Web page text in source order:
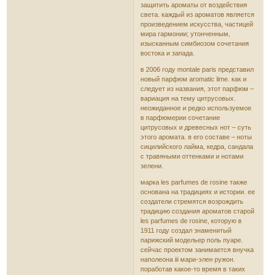
защитить ароматы от воздействия
света. каждый из ароматов является
произведением искусства, частицей
мира гармонии; утонченным,
изысканным симбиозом сочетания
востока и запада.
в 2006 году montale paris представил
новый парфюм aromatic lime. как и
следует из названия, этот парфюм –
вариация на тему цитрусовых.
неожиданное и редко используемое
в парфюмерии сочетание
цитрусовых и древесных нот – суть
этого аромата. в его составе – ноты
сицилийского лайма, кедра, сандала
с травяными оттенками и нотами
зелени.
маpка les parfumes de rosine также
основана на традициях и истории. ее
создатели стремятся возрождить
традицию создания ароматов старой
les parfumes de rosine, которую в
1911 году создал знаменитый
парижский модельер поль пуаре.
сейчас проектом занимается внучка
наполеона iii мари-элен ружон.
поработав какое-то время в таких